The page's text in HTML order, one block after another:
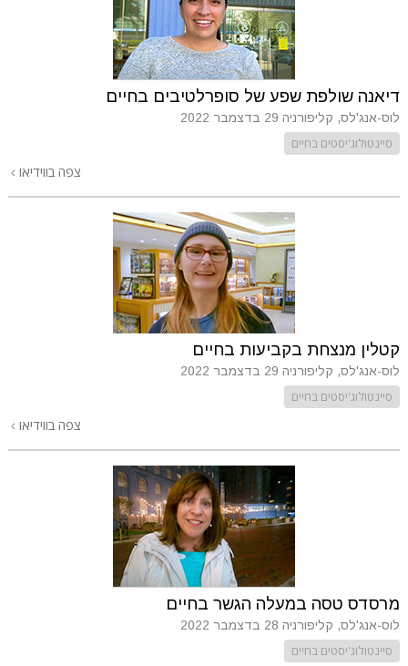
דיאנה שולפת שפע של סופרלטיבים בחיים
לוס-אנג'לס, קליפורניה 29 בדצמבר 2022
סיינטולוג'יסטים בחיים
צפה בווידיאו
קטלין מנצחת בקביעות בחיים
לוס-אנג'לס, קליפורניה 29 בדצמבר 2022
סיינטולוג'יסטים בחיים
צפה בווידיאו
מרסדס טסה במעלה הגשר בחיים
לוס-אנג'לס, קליפורניה 28 בדצמבר 2022
סיינטולוג'יסטים בחיים